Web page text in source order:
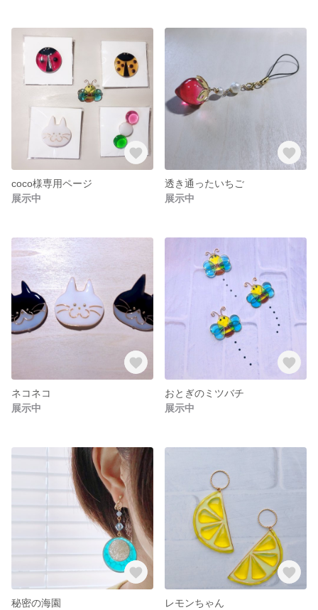
coco様専用ページ
展示中
透き通ったいちご
展示中
ネコネコ
展示中
おとぎのミツバチ
展示中
秘密の海園 レモンちゃん